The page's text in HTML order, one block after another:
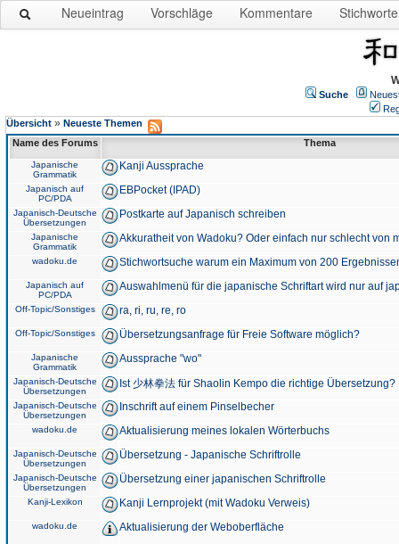
Neueintrag Vorschläge Kommentare Stichworte
Suche
Übersicht » Neueste Themen
Name des Forums
Thema
Japanische
Grammatik
Kanji Aussprache
Japanisch auf
PC/PDA
EBPocket (IPAD)
Japanisch-Deutsche
Übersetzungen
Postkarte auf Japanisch schreiben
Japanische
Grammatik
Akkuratheit von Wadoku? Oder einfach nur schlecht von
wadoku.de Stichwortsuche warum ein Maximum von 200
Japanisch auf
PC/PDA
Auswahlmenü für die japanische Schriftart wird nur auf
Off-Topic/Sonstiges ra, ri, ru, re, ro
Off-Topic/Sonstiges Übersetzungsanfrage für Freie Software möglich?
Japanische
Grammatik
Aussprache "wo"
Japanisch-Deutsche
Übersetzungen
Ist 少林拳法 für Shaolin Kempo die richtige Übersetzung?
Japanisch-Deutsche
Übersetzungen
Inschrift auf einem Pinselbecher
wadoku.de Aktualisierung meines lokalen Wörterbuchs
Japanisch-Deutsche
Übersetzungen
Übersetzung - Japanische Schriftrolle
Japanisch-Deutsche
Übersetzungen
Übersetzung einer japanischen Schriftrolle
Kanji-Lexikon Kanji Lernprojekt (mit Wadoku Verweis)
wadoku.de Aktualisierung der Weboberfläche